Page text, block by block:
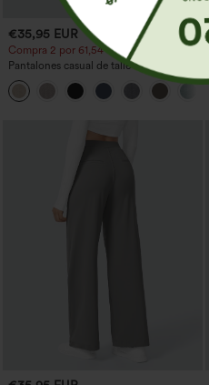
€35,95 EUR
Compra 2 por 61,54 € o 4 por 123,08 €.
Pantalones casual de talle alto y pierna
recta con tacto de lino y bolsillos